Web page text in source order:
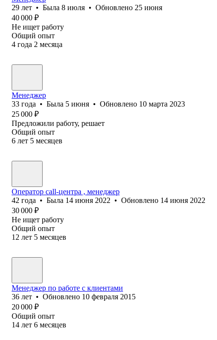
29 лет • Была 8 июля • Обновлено 25 июня
40 000 ₽
Не ищет работу
Общий опыт
4 года 2 месяца
Менеджер
33 года • Была 5 июня • Обновлено 10 марта 2023
25 000 ₽
Предложили работу, решает
Общий опыт
6 лет 5 месяцев
Оператор call-центра , менеджер
42 года • Была 14 июня 2022 • Обновлено 14 июня 2022
30 000 ₽
Не ищет работу
Общий опыт
12 лет 5 месяцев
Менеджер по работе с клиентами
36 лет • Обновлено 10 февраля 2015
20 000 ₽
Общий опыт
14 лет 6 месяцев